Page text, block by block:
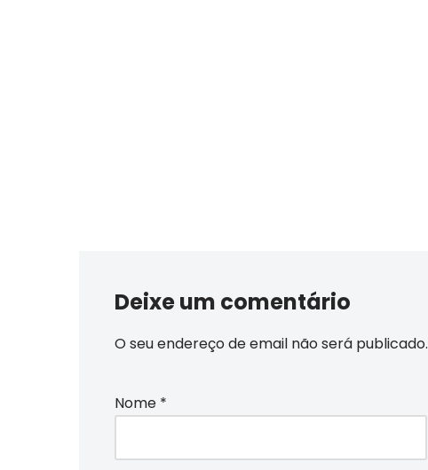
Deixe um comentário
O seu endereço de email não será publicado.
Nome *